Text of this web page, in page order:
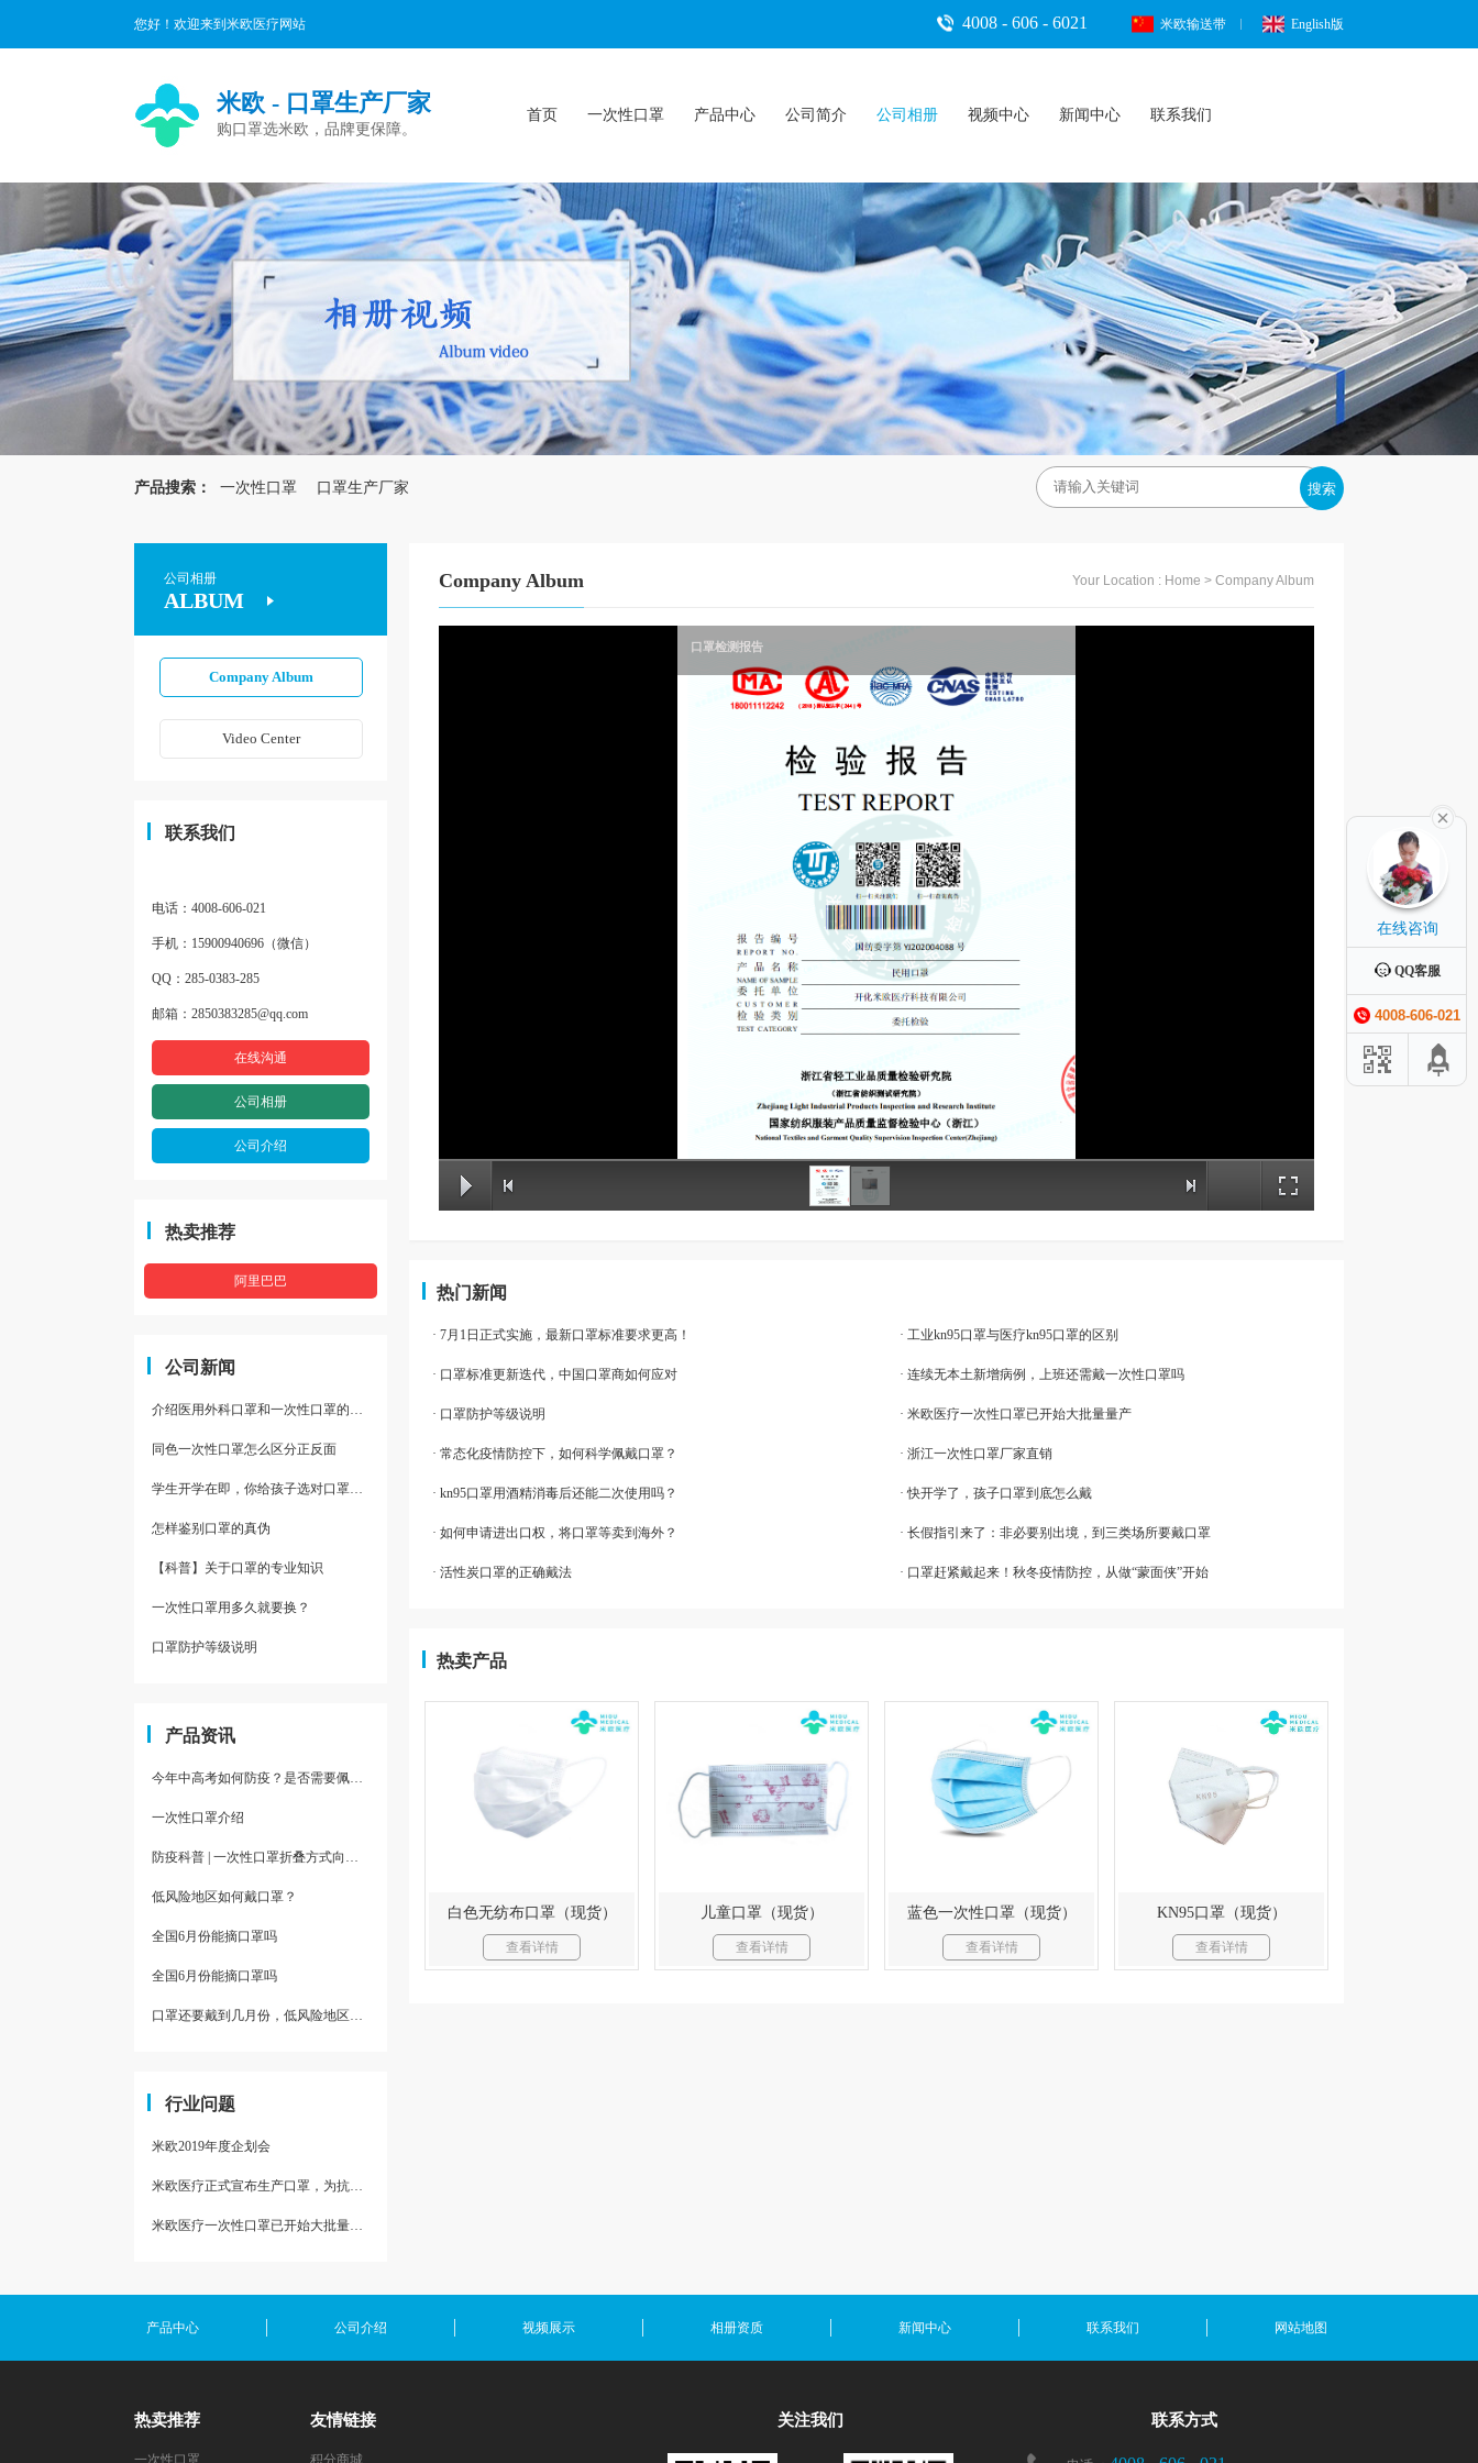
在线咨询
QQ客服
4008-606-021
您好！欢迎来到米欧医疗网站 4008 - 606 - 6021 米欧输送带 English版
米欧 - 口罩生产厂家
购口罩选米欧，品牌更保障。
首页 一次性口罩 产品中心 公司简介 公司相册 视频中心 新闻中心 联系我们
产品搜索： 一次性口罩 口罩生产厂家 搜索
公司相册
ALBUM
Company Album
Video Center
联系我们
电话：4008-606-021
手机：15900940696（微信）
QQ：285-0383-285
邮箱：2850383285@qq.com
在线沟通
公司相册
公司介绍
热卖推荐
阿里巴巴
公司新闻
介绍医用外科口罩和一次性口罩的区别
同色一次性口罩怎么区分正反面
学生开学在即，你给孩子选对口罩了吗？这三点必须得知道
怎样鉴别口罩的真伪
【科普】关于口罩的专业知识
一次性口罩用多久就要换？
口罩防护等级说明
产品资讯
今年中高考如何防疫？是否需要佩戴口罩？
一次性口罩介绍
防疫科普 | 一次性口罩折叠方式向上，不安全？
低风险地区如何戴口罩？
全国6月份能摘口罩吗
全国6月份能摘口罩吗
口罩还要戴到几月份，低风险地区是否还要全天戴口罩
行业问题
米欧2019年度企划会
米欧医疗正式宣布生产口罩，为抗疫助力
米欧医疗一次性口罩已开始大批量量产
Company Album Your Location : Home > Company Album
口罩检测报告
热门新闻
· 7月1日正式实施，最新口罩标准要求更高！ · 工业kn95口罩与医疗kn95口罩的区别
· 口罩标准更新迭代，中国口罩商如何应对 · 连续无本土新增病例，上班还需戴一次性口罩吗
· 口罩防护等级说明 · 米欧医疗一次性口罩已开始大批量量产
· 常态化疫情防控下，如何科学佩戴口罩？ · 浙江一次性口罩厂家直销
· kn95口罩用酒精消毒后还能二次使用吗？ · 快开学了，孩子口罩到底怎么戴
· 如何申请进出口权，将口罩等卖到海外？ · 长假指引来了：非必要别出境，到三类场所要戴口罩
· 活性炭口罩的正确戴法 · 口罩赶紧戴起来！秋冬疫情防控，从做“蒙面侠”开始
热卖产品
白色无纺布口罩（现货）
查看详情
儿童口罩（现货）
查看详情
蓝色一次性口罩（现货）
查看详情
KN95口罩（现货）
查看详情
产品中心 公司介绍 视频展示 相册资质 新闻中心 联系我们 网站地图
热卖推荐
一次性口罩
友情链接
积分商城
关注我们 联系方式